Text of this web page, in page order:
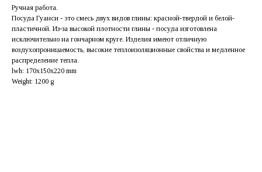
Ручная работа.
Посуда Гуанси - это смесь двух видов глины: красной-твердой и белой-
пластичной. Из-за высокой плотности глины - посуда изготовлена
исключительно на гончарном круге. Изделия имеют отличную
воздухопроницаемость, высокие теплоизоляционные свойства и медленное
распределение тепла.
lwh: 170x150x220 mm
Weight: 1200 g